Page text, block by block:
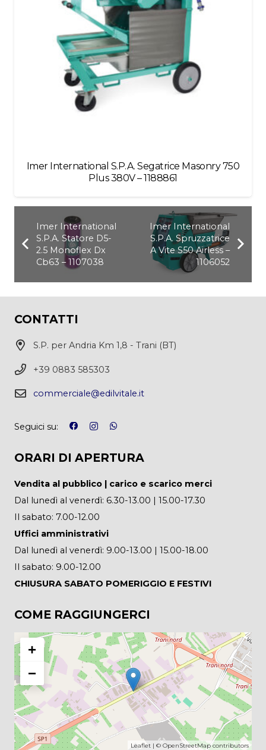
Imer International S.P.A. Segatrice Masonry 750
Plus 380V – 1188861
Imer International
S.P.A. Statore D5-
2.5 Monoflex Dx
Cb63 – 1107038
Imer International
S.P.A. Spruzzatrice
A Vite S50 Airless –
1106052
CONTATTI
S.P. per Andria Km 1,8 - Trani (BT)
+39 0883 585303
commerciale@edilvitale.it
Seguici su:
ORARI DI APERTURA
Vendita al pubblico | carico e scarico merci
Dal lunedì al venerdì: 6.30-13.00 | 15.00-17.30
Il sabato: 7.00-12.00
Uffici amministrativi
Dal lunedì al venerdì: 9.00-13.00 | 15.00-18.00
Il sabato: 9.00-12.00
CHIUSURA SABATO POMERIGGIO E FESTIVI
COME RAGGIUNGERCI
+
−
Leaflet | © OpenStreetMapcontributors